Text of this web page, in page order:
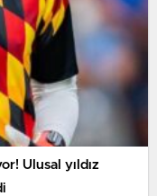
Ulusal yıldız